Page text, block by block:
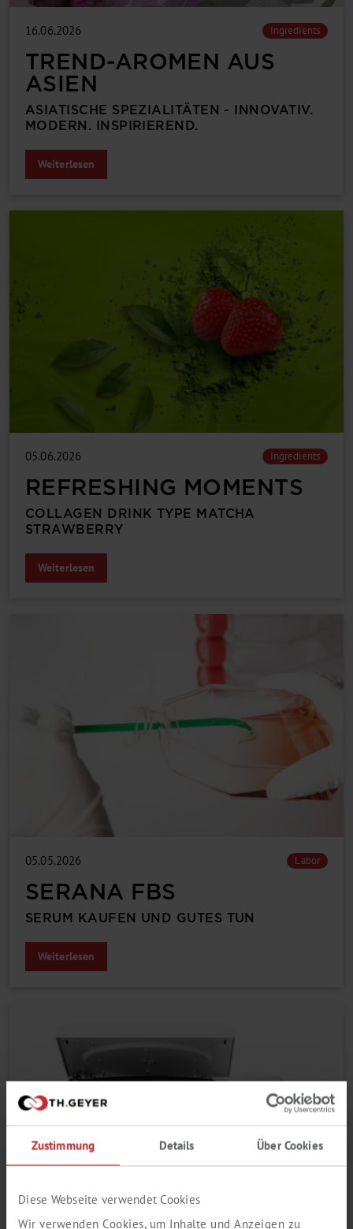
Zustimmung Details Über Cookies
Diese Webseite verwendet Cookies
Wir verwenden Cookies, um Inhalte und Anzeigen zu
16.06.2026 Ingredients
TREND-AROMEN AUS
ASIEN
ASIATISCHE SPEZIALITÄTEN - INNOVATIV.
MODERN. INSPIRIEREND.
Weiterlesen
05.06.2026 Ingredients
REFRESHING MOMENTS
COLLAGEN DRINK TYPE MATCHA
STRAWBERRY
Weiterlesen
05.05.2026 Labor
SERANA FBS
SERUM KAUFEN UND GUTES TUN
Weiterlesen